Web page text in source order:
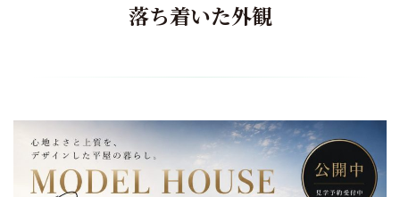
落ち着いた外観